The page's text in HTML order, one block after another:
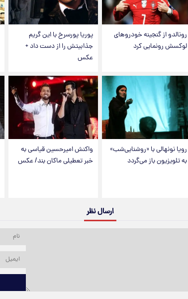
رونالدو از گنجینه خودروهای
لوکسش رونمایی کرد
پوریا پورسرخ با این گریم
جذابیتش را از دست داد +
عکس
رویا نونهالی با «روشنایی‌شب»
به تلویزیون باز می‌گردد
واکنش امیرحسین قیاسی به
خبر تعطیلی ماکان بند/ عکس
ارسال نظر